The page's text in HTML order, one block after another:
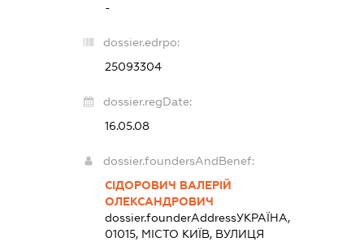
-
dossier.edrpo:
25093304
dossier.regDate:
16.05.08
dossier.foundersAndBenef:
СІДОРОВИЧ ВАЛЕРІЙ
ОЛЕКСАНДРОВИЧ
dossier.founderAddressУКРАЇНА,
01015, МІСТО КИЇВ, ВУЛИЦЯ